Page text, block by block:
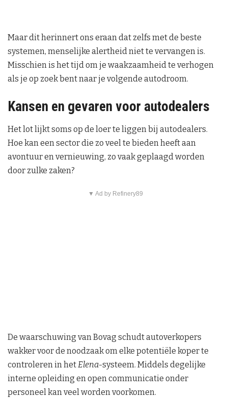
Maar dit herinnert ons eraan dat zelfs met de beste
systemen, menselijke alertheid niet te vervangen is.
Misschien is het tijd om je waakzaamheid te verhogen
als je op zoek bent naar je volgende autodroom.
Kansen en gevaren voor autodealers
Het lot lijkt soms op de loer te liggen bij autodealers.
Hoe kan een sector die zo veel te bieden heeft aan
avontuur en vernieuwing, zo vaak geplaagd worden
door zulke zaken?
▼ Ad by Refinery89
De waarschuwing van Bovag schudt autoverkopers
wakker voor de noodzaak om elke potentiële koper te
controleren in hetElena-systeem. Middels degelijke
interne opleiding en open communicatie onder
personeel kan veel worden voorkomen.